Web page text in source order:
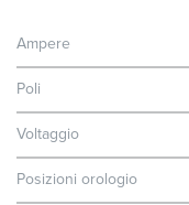
Ampere
Poli
Voltaggio
Posizioni orologio